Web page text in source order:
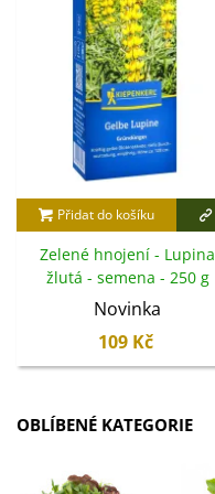
Přidat do košíku
Zelené hnojení - Lupina
žlutá - semena - 250 g
Novinka
109 Kč
OBLÍBENÉ KATEGORIE